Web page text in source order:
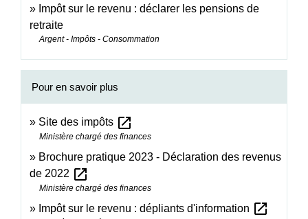
Impôt sur le revenu : déclarer les pensions de
retraite
Argent - Impôts - Consommation
Pour en savoir plus
Site des impôts open_in_new
Ministère chargé des finances
Brochure pratique 2023 - Déclaration des revenus
de 2022 open_in_new
Ministère chargé des finances
Impôt sur le revenu : dépliants d'information open_in_new